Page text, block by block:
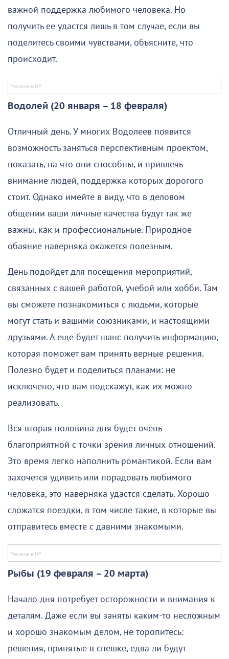
важной поддержка любимого человека. Но
получить ее удастся лишь в том случае, если вы
поделитесь своими чувствами, объясните, что
происходит.
Водолей (20 января – 18 февраля)
Отличный день. У многих Водолеев появится
возможность заняться перспективным проектом,
показать, на что они способны, и привлечь
внимание людей, поддержка которых дорогого
стоит. Однако имейте в виду, что в деловом
общении ваши личные качества будут так же
важны, как и профессиональные. Природное
обаяние наверняка окажется полезным.
День подойдет для посещения мероприятий,
связанных с вашей работой, учебой или хобби. Там
вы сможете познакомиться с людьми, которые
могут стать и вашими союзниками, и настоящими
друзьями. А еще будет шанс получить информацию,
которая поможет вам принять верные решения.
Полезно будет и поделиться планами: не
исключено, что вам подскажут, как их можно
реализовать.
Вся вторая половина дня будет очень
благоприятной с точки зрения личных отношений.
Это время легко наполнить романтикой. Если вам
захочется удивить или порадовать любимого
человека, это наверняка удастся сделать. Хорошо
сложатся поездки, в том числе такие, в которые вы
отправитесь вместе с давними знакомыми.
Рыбы (19 февраля – 20 марта)
Начало дня потребует осторожности и внимания к
деталям. Даже если вы заняты каким-то несложным
и хорошо знакомым делом, не торопитесь:
решения, принятые в спешке, едва ли будут